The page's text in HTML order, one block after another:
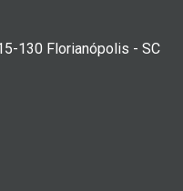
130 Florianópolis - SC